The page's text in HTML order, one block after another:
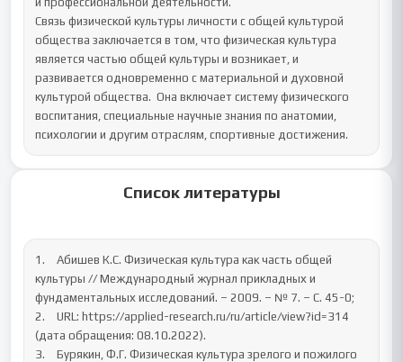
Связь физической культуры личности с общей культурой
общества заключается в том, что физическая культура
является частью общей культуры и возникает, и
развивается одновременно с материальной и духовной
культурой общества.  Она включает систему физического
воспитания, специальные научные знания по анатомии,
психологии и другим отраслям, спортивные достижения.
Список литературы
1.	Абишев К.С. Физическая культура как часть общей
культуры // Международный журнал прикладных и
фундаментальных исследований. – 2009. – № 7. – С. 45-0;
2.	URL: https://applied-research.ru/ru/article/view?id=314
(дата обращения: 08.10.2022).
3.	Бурякин, Ф.Г. Физическая культура зрелого и пожилого